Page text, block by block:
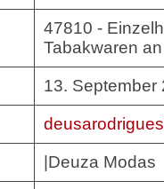
47810 -
Tabakwaren
13. September
|Deuza Modas